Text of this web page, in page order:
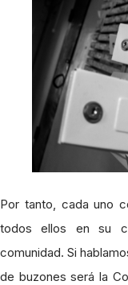
Por tanto, cada uno
todos ellos en su
comunidad. Si
de buzones será la